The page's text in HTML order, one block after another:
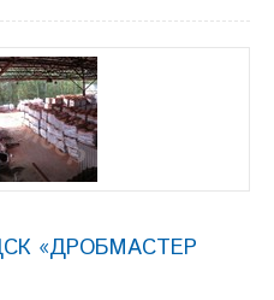
«ДРОБМАСТЕР